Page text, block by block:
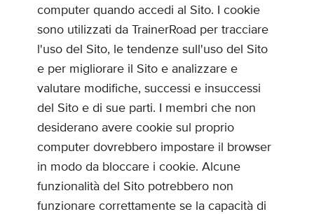
computer quando accedi al Sito. I cookie
sono utilizzati da TrainerRoad per tracciare
l'uso del Sito, le tendenze sull'uso del Sito
e per migliorare il Sito e analizzare e
valutare modifiche, successi e insuccessi
del Sito e di sue parti. I membri che non
desiderano avere cookie sul proprio
computer dovrebbero impostare il browser
in modo da bloccare i cookie. Alcune
funzionalità del Sito potrebbero non
funzionare correttamente se la capacità di